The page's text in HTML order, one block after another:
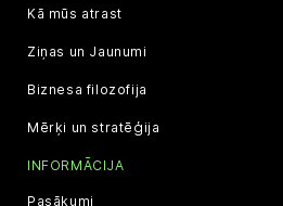
Kā mūs atrast
Ziņas un Jaunumi
Biznesa filozofija
Mērķi un stratēģija
INFORMĀCIJA
Pasākumi